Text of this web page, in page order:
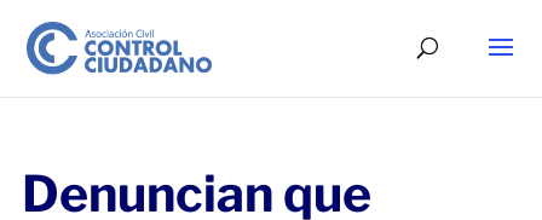
Denuncian que